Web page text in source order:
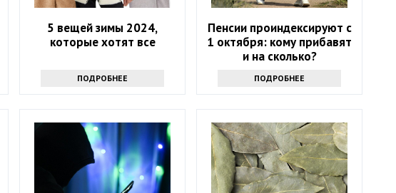
5 вещей зимы 2024,
которые хотят все
ПОДРОБНЕЕ
Пенсии проиндексируют с
1 октября: кому прибавят
и на сколько?
ПОДРОБНЕЕ